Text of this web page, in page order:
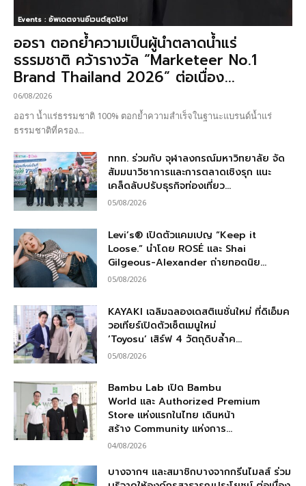
Events : อัพเดตงานอีเวนต์สุดปัง!
ออรา ตอกย้ำความเป็นผู้นำตลาดน้ำแร่
ธรรมชาติ คว้ารางวัล “Marketeer No.1
Brand Thailand 2026” ต่อเนื่อง...
06/08/2026
ออรา น้ำแร่ธรรมชาติ 100% ตอกย้ำความสำเร็จในฐานะแบรนด์น้ำแร่
ธรรมชาติที่ครอง...
ททท. ร่วมกับ จุฬาลงกรณ์มหาวิทยาลัย จัด
สัมมนาวิชาการและการตลาดเชิงรุก แนะ
เคล็ดลับปรับธุรกิจท่องเที่ยว...
05/08/2026
Levi’s® เปิดตัวแคมเปญ “Keep it
Loose.” นำโดย ROSÉ และ Shai
Gilgeous-Alexander ถ่ายทอดนิย...
05/08/2026
KAYAKI เฉลิมฉลองเดสติเนชั่นใหม่ ที่ดิเอ็มค
วอเทียร์เปิดตัวเซ็ตเมนูใหม่
‘Toyosu’ เสิร์ฟ 4 วัตถุดิบล้ำค...
05/08/2026
Bambu Lab เปิด Bambu
World และ Authorized Premium
Store แห่งแรกในไทย เดินหน้า
สร้าง Community แห่งการ...
04/08/2026
บางจากฯ และสมาชิกบางจากกรีนไมลส์ ร่วม